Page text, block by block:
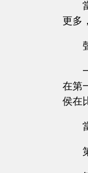
更多
在第
侯在